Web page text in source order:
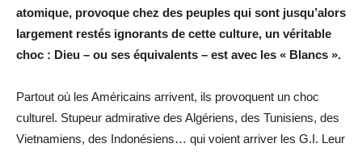
atomique, provoque chez des peuples qui sont jusqu’alors
largement restés ignorants de cette culture, un véritable
choc : Dieu – ou ses équivalents – est avec les « Blancs ».
Partout où les Américains arrivent, ils provoquent un choc
culturel. Stupeur admirative des Algériens, des Tunisiens, des
Vietnamiens, des Indonésiens… qui voient arriver les G.I. Leur